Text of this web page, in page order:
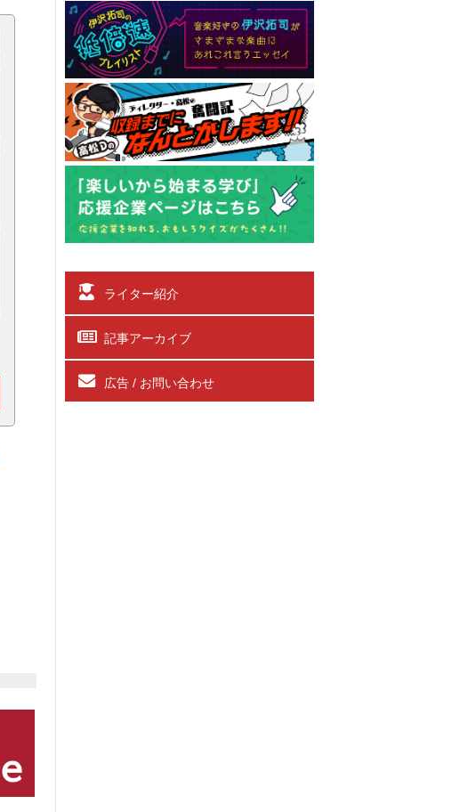
ライター紹介
記事アーカイブ
広告 / お問い合わせ